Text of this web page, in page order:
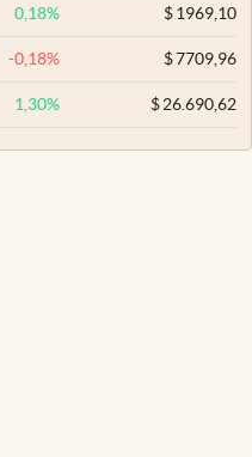
0,18% $1969,10
-0,18% $7709,96
1,30% $26.690,62